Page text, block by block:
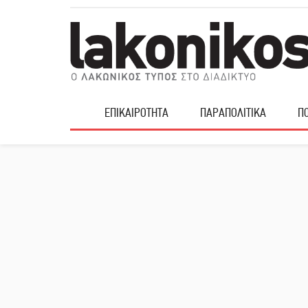
ΕΠΙΚΑΙΡΟΤΗΤΑ ΠΑΡΑΠΟΛΙΤΙΚΑ